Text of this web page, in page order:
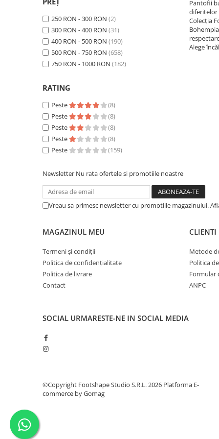
Materiale vegane(1)
Mesh (3)
Textil(32)
Pânză de cânepă(1)
TORAY Ultrasuede® (2)
CoffeeYarn
Bumbac
(7)
Poliester
(1)
Piele ecologica
(3)
250 RON - 300 RON (2)
300 RON - 400 RON (31)
400 RON - 500 RON (190)
500 RON - 750 RON (658)
750 RON - 1000 RON (182)
RATING
Peste
(8)
Peste
(8)
Peste
(8)
Peste
(8)
Peste
(159)
Pantofii
diferitelor
Colecția
Alege
Newsletter Nu rata ofertele si promotiile noastre
Vreau sa primesc newsletter cu promotiile magazinului.
MAGAZINUL MEU
Termeni și condiții
Politica de confidențialitate
Politica de livrare
Contact
CLIENTI
Metode
Politica
Formular
ANPC
SOCIAL URMARESTE-NE IN SOCIAL MEDIA
©Copyright Footshape Studio S.R.L. 2026 Platforma E-
commerce by Gomag